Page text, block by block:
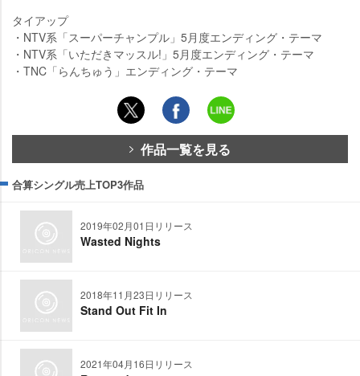
タイアップ
・NTV系「スーパーチャンプル」5月度エンディング・テーマ
・NTV系「いただきマッスル!」5月度エンディング・テーマ
・TNC「らんちゅう」エンディング・テーマ
作品一覧を見る
合算シングル売上TOP3作品
2019年02月01日リリース
Wasted Nights
2018年11月23日リリース
Stand Out Fit In
2021年04月16日リリース